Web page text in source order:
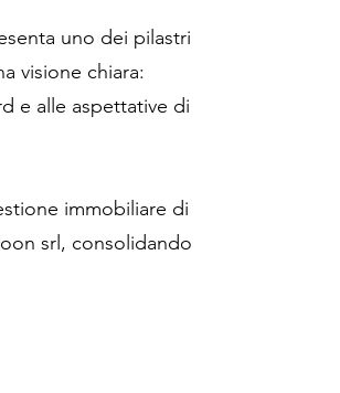
uno dei pilastri
visione chiara:
e alle aspettative di
immobiliare di
srl, consolidando